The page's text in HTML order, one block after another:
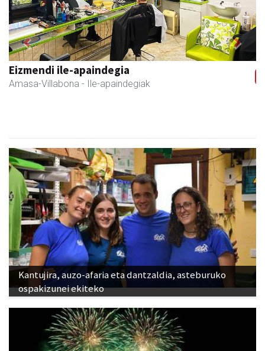
Eizmendi ile-apaindegia
Amasa-Villabona - Ile-apaindegiak
Previous Next
Kantujira, auzo-afaria eta dantzaldia, asteburuko
ospakizunei ekiteko